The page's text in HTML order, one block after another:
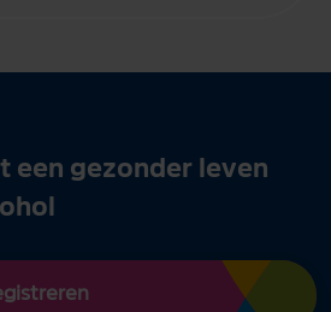
een gezonder leven